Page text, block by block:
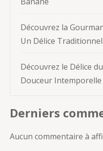
Découvrez la
Un Délice
Découvrez le Délice
Douceur Intemporelle
Derniers
Aucun commentaire à